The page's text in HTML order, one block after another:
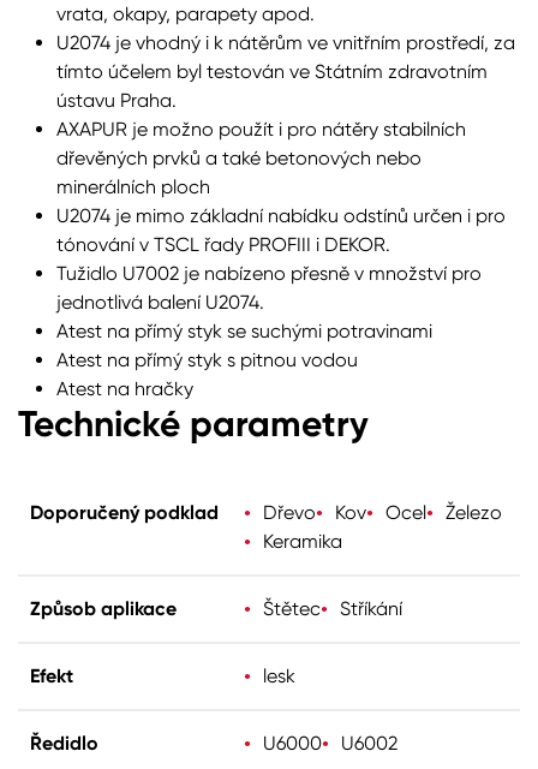
vrata, okapy, parapety apod.
U2074 je vhodný i k nátěrům ve vnitřním prostředí, za
tímto účelem byl testován ve Státním zdravotním
ústavu Praha.
AXAPUR je možno použít i pro nátěry stabilních
dřevěných prvků a také betonových nebo
minerálních ploch
U2074 je mimo základní nabídku odstínů určen i pro
tónování v TSCL řady PROFIII i DEKOR.
Tužidlo U7002 je nabízeno přesně v množství pro
jednotlivá balení U2074.
Atest na přímý styk se suchými potravinami
Atest na přímý styk s pitnou vodou
Atest na hračky
Technické parametry
Doporučený podklad Dřevo Kov Ocel
Železo
Keramika
Způsob aplikace Štětec Stříkání
Efekt lesk
Ředidlo U6000 U6002